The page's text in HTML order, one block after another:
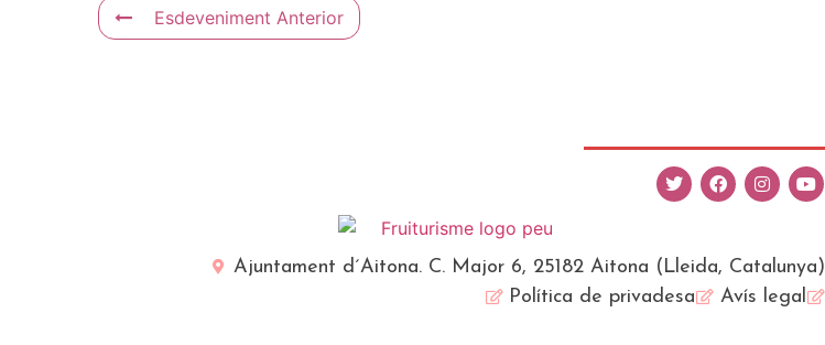
Esdeveniment Anterior
Ajuntament d´Aitona. C. Major 6, 25182 Aitona (Lleida, Catalunya)
Política de privadesa
Avís legal